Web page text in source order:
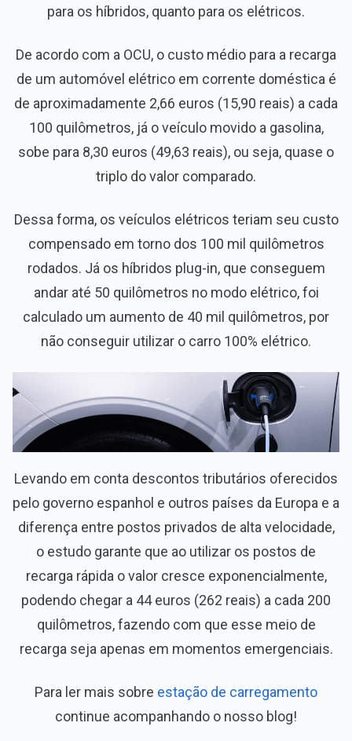
para os híbridos, quanto para os elétricos.
De acordo com a OCU, o custo médio para a recarga
de um automóvel elétrico em corrente doméstica é
de aproximadamente 2,66 euros (15,90 reais) a cada
100 quilômetros, já o veículo movido a gasolina,
sobe para 8,30 euros (49,63 reais), ou seja, quase o
triplo do valor comparado.
Dessa forma, os veículos elétricos teriam seu custo
compensado em torno dos 100 mil quilômetros
rodados. Já os híbridos plug-in, que conseguem
andar até 50 quilômetros no modo elétrico, foi
calculado um aumento de 40 mil quilômetros, por
não conseguir utilizar o carro 100% elétrico.
Levando em conta descontos tributários oferecidos
pelo governo espanhol e outros países da Europa e a
diferença entre postos privados de alta velocidade,
o estudo garante que ao utilizar os postos de
recarga rápida o valor cresce exponencialmente,
podendo chegar a 44 euros (262 reais) a cada 200
quilômetros, fazendo com que esse meio de
recarga seja apenas em momentos emergenciais.
Para ler mais sobre estação de carregamento
continue acompanhando o nosso blog!